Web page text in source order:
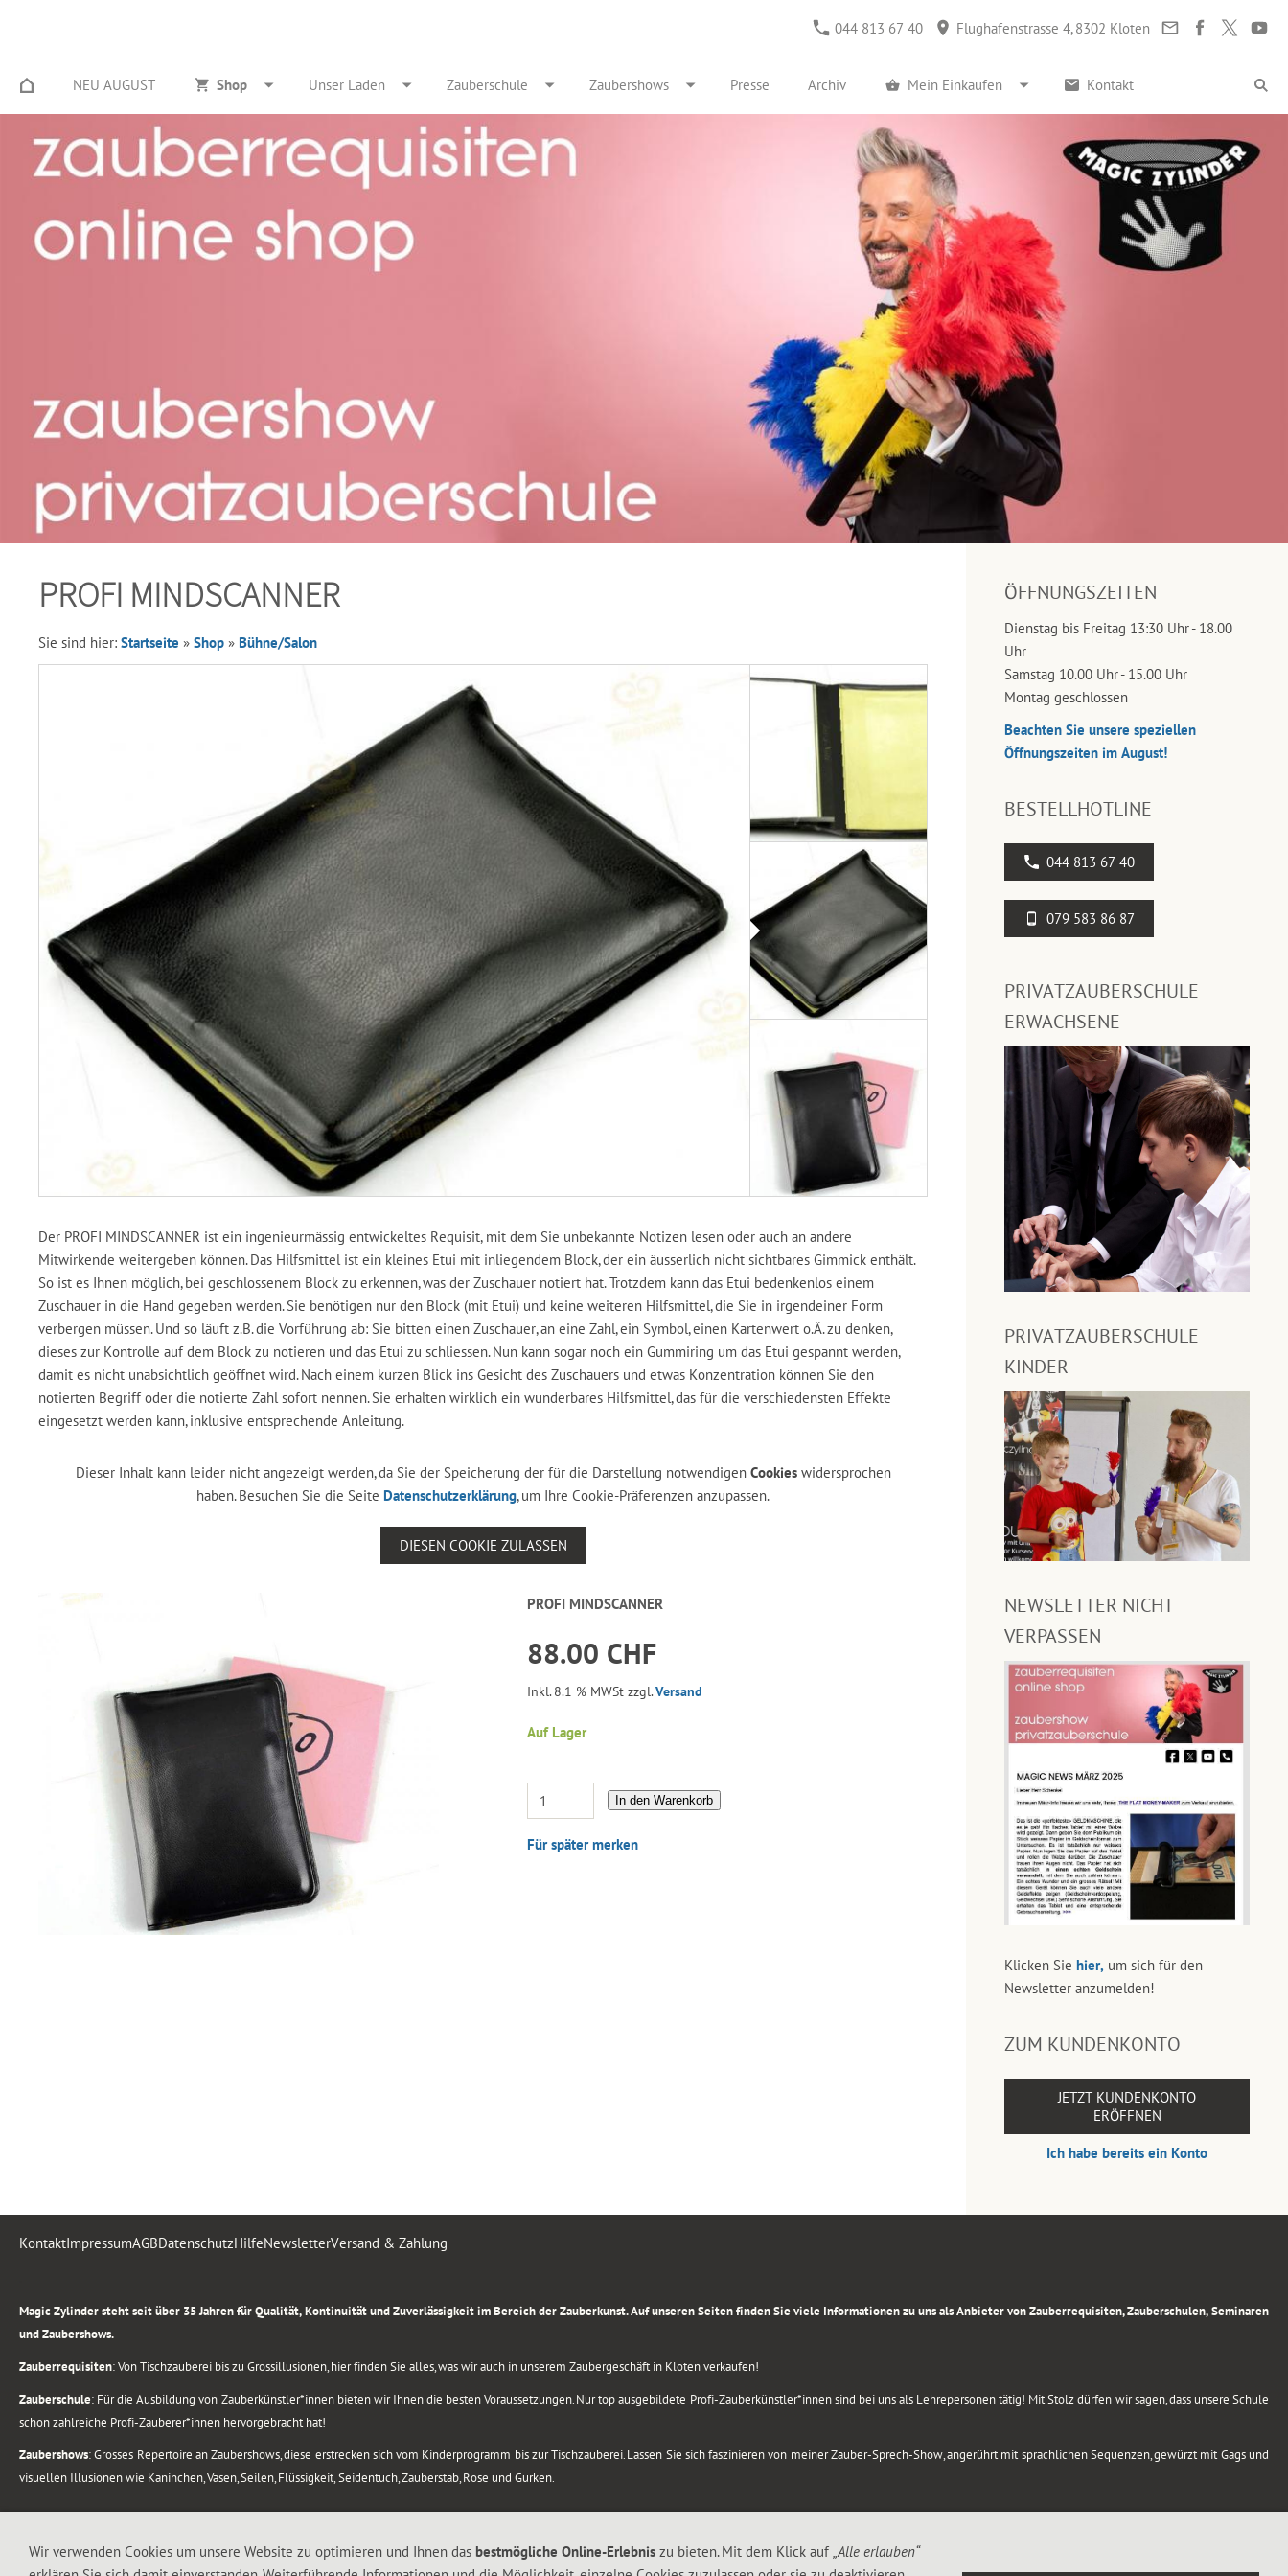
044 813 67 40 Flughafenstrasse 4, 8302 Kloten
NEU AUGUST Shop Unser Laden Zauberschule Zaubershows Presse Archiv Mein Einkaufen Kontakt
PROFI MINDSCANNER
Sie sind hier: Startseite » Shop » Bühne/Salon
Der PROFI MINDSCANNER ist ein ingenieurmässig entwickeltes Requisit, mit dem Sie unbekannte Notizen lesen oder auch an andere
Mitwirkende weitergeben können. Das Hilfsmittel ist ein kleines Etui mit inliegendem Block, der ein äusserlich nicht sichtbares Gimmick enthält.
So ist es Ihnen möglich, bei geschlossenem Block zu erkennen, was der Zuschauer notiert hat. Trotzdem kann das Etui bedenkenlos einem
Zuschauer in die Hand gegeben werden. Sie benötigen nur den Block (mit Etui) und keine weiteren Hilfsmittel, die Sie in irgendeiner Form
verbergen müssen. Und so läuft z.B. die Vorführung ab: Sie bitten einen Zuschauer, an eine Zahl, ein Symbol, einen Kartenwert o.Ä. zu denken,
dieses zur Kontrolle auf dem Block zu notieren und das Etui zu schliessen. Nun kann sogar noch ein Gummiring um das Etui gespannt werden,
damit es nicht unabsichtlich geöffnet wird. Nach einem kurzen Blick ins Gesicht des Zuschauers und etwas Konzentration können Sie den
notierten Begriff oder die notierte Zahl sofort nennen. Sie erhalten wirklich ein wunderbares Hilfsmittel, das für die verschiedensten Effekte
eingesetzt werden kann, inklusive entsprechende Anleitung.
Dieser Inhalt kann leider nicht angezeigt werden, da Sie der Speicherung der für die Darstellung notwendigen Cookieswidersprochen
haben. Besuchen Sie die Seite Datenschutzerklärung, um Ihre Cookie-Präferenzen anzupassen.
DIESEN COOKIE ZULASSEN
PROFI MINDSCANNER
88.00 CHF
Inkl. 8.1 % MWSt zzgl.Versand
Auf Lager
In den Warenkorb
Für später merken
ÖFFNUNGSZEITEN
Dienstag bis Freitag 13:30 Uhr - 18.00
Uhr
Samstag 10.00 Uhr - 15.00 Uhr
Montag geschlossen
Beachten Sie unsere speziellen
Öffnungszeiten im August!
BESTELLHOTLINE
044 813 67 40
079 583 86 87
PRIVATZAUBERSCHULE
ERWACHSENE
PRIVATZAUBERSCHULE
KINDER
NEWSLETTER NICHT
VERPASSEN
Klicken Sie hier, um sich für den
Newsletter anzumelden!
ZUM KUNDENKONTO
JETZT KUNDENKONTO
ERÖFFNEN
Ich habe bereits ein Konto
KontaktImpressumAGBDatenschutzHilfeNewsletterVersand & Zahlung
Magic Zylinder steht seit über 35 Jahren für Qualität, Kontinuität und Zuverlässigkeit im Bereich der Zauberkunst. Auf unseren Seiten finden Sie viele Informationen zu uns als Anbieter von Zauberrequisiten, Zauberschulen, Seminaren
und Zaubershows.
Zauberrequisiten: Von Tischzauberei bis zu Grossillusionen, hier finden Sie alles, was wir auch in unserem Zaubergeschäft in Kloten verkaufen!
Zauberschule: Für die Ausbildung von Zauberkünstler*innen bieten wir Ihnen die besten Voraussetzungen. Nur top ausgebildete Profi-Zauberkünstler*innen sind bei uns als Lehrepersonen tätig! Mit Stolz dürfen wir sagen, dass unsere Schule
schon zahlreiche Profi-Zauberer*innen hervorgebracht hat!
Zaubershows: Grosses Repertoire an Zaubershows, diese erstrecken sich vom Kinderprogramm bis zur Tischzauberei. Lassen Sie sich faszinieren von meiner Zauber-Sprech-Show, angerührt mit sprachlichen Sequenzen, gewürzt mit Gags und
visuellen Illusionen wie Kaninchen, Vasen, Seilen, Flüssigkeit, Seidentuch, Zauberstab, Rose und Gurken.
.
Alle Rechte vorbehalten. © 1988-2026 Magic Zylinder
Wir verwenden Cookies um unsere Website zu optimieren und Ihnen das bestmögliche Online-Erlebnis zu bieten. Mit dem Klick auf „Alle erlauben“